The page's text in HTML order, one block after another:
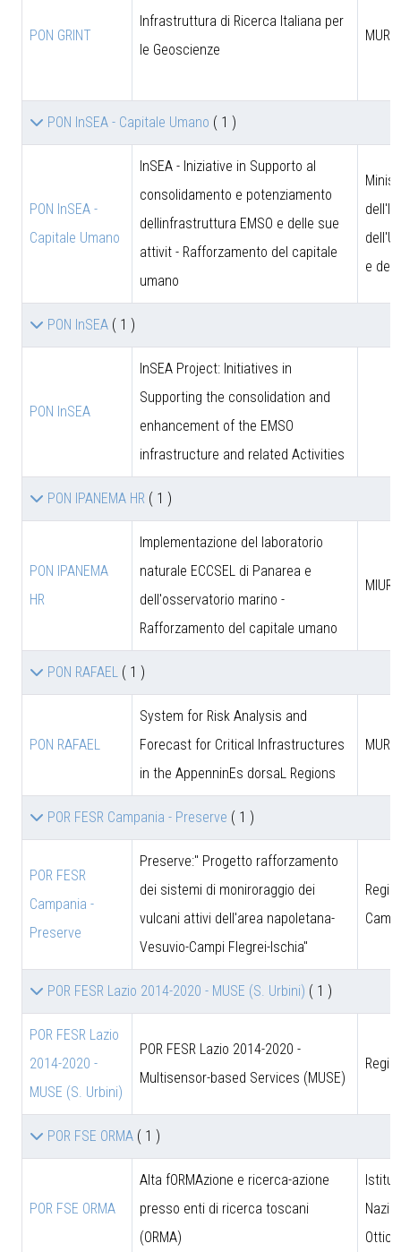
PON GRINT
Infrastruttura di Ricerca Italiana per
le Geoscienze
MUR
PON InSEA - Capitale Umano ( 1 )
PON InSEA -
Capitale Umano
InSEA - Iniziative in Supporto al
consolidamento e potenziamento
dellinfrastruttura EMSO e delle sue
attivit - Rafforzamento del capitale
umano
e
PON InSEA ( 1 )
PON InSEA
InSEA Project: Initiatives in
Supporting the consolidation and
enhancement of the EMSO
infrastructure and related Activities
PON IPANEMA HR ( 1 )
PON IPANEMA
HR
Implementazione del laboratorio
naturale ECCSEL di Panarea e
dell'osservatorio marino -
Rafforzamento del capitale umano
MIUR
PON RAFAEL ( 1 )
PON RAFAEL
System for Risk Analysis and
Forecast for Critical Infrastructures
in the AppenninEs dorsaL Regions
MUR
POR FESR Campania - Preserve ( 1 )
POR FESR
Campania -
Preserve
Preserve:" Progetto rafforzamento
dei sistemi di moniroraggio dei
vulcani attivi dell'area napoletana-
Vesuvio-Campi Flegrei-Ischia"
POR FESR Lazio 2014-2020 - MUSE (S. Urbini) ( 1 )
POR FESR Lazio
2014-2020 -
MUSE (S. Urbini)
POR FESR Lazio 2014-2020 -
Multisensor-based Services (MUSE)
POR FSE ORMA ( 1 )
POR FSE ORMA
Alta fORMAzione e ricerca-azione
presso enti di ricerca toscani
(ORMA)
Ottica